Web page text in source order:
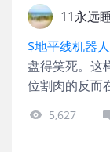
11永远
$地平线机器
盘得笑死。这
位割肉的反而
5,627